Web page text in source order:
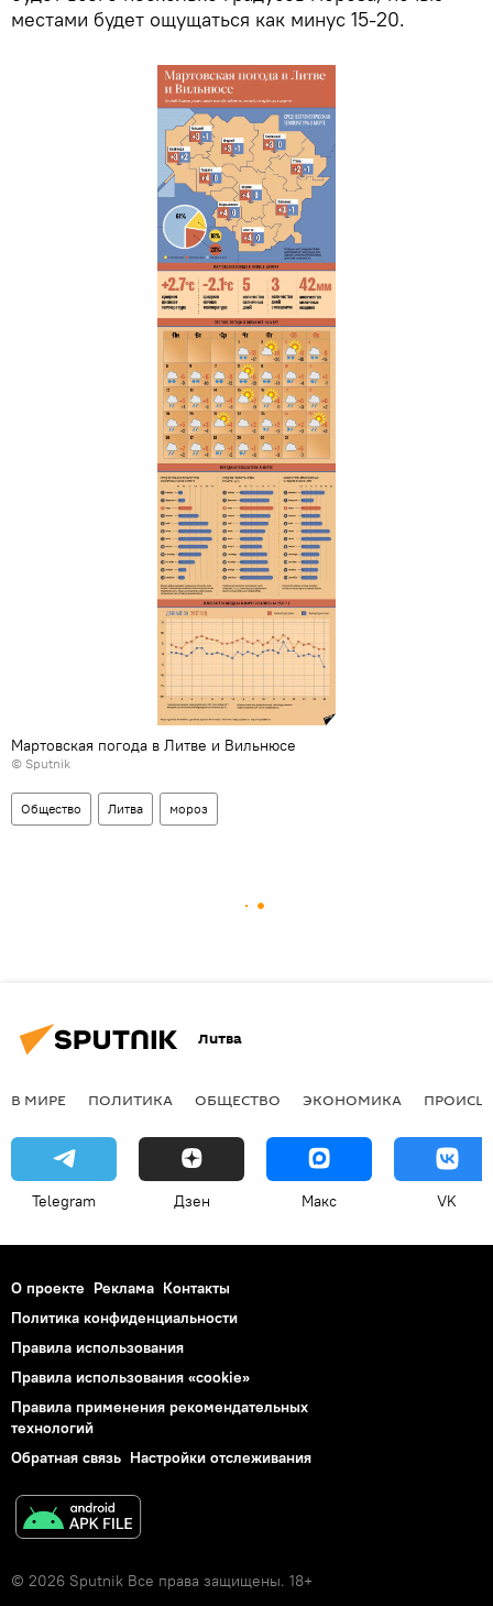
местами будет ощущаться как минус 15-20.
Мартовская погода в Литве и Вильнюсе
© Sputnik
Общество Литва мороз
Литва
В МИРЕ ПОЛИТИКА ОБЩЕСТВО ЭКОНОМИКА
Telegram Дзен Макс VK
О проекте Реклама Контакты
Политика конфиденциальности
Правила использования
Правила использования «cookie»
Правила применения рекомендательных
технологий
Обратная связь Настройки отслеживания
© 2026 Sputnik Все права защищены. 18+